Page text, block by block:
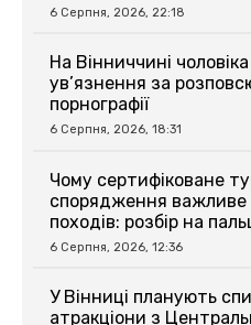
6 Серпня, 2026, 22:18
На Вінниччині
ув’язнення за
порнографії
6 Серпня, 2026, 18:31
Чому сертифіковане
спорядження важливе
походів: розбір на
6 Серпня, 2026, 12:36
У Вінниці планують
атракціони з